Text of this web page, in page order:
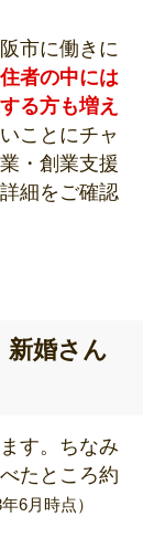
市に働きに
者の中には
る方も増え
ことにチャ
・創業支援
細をご確認
新婚さん
す。ちなみ
たところ約
年6月時点）